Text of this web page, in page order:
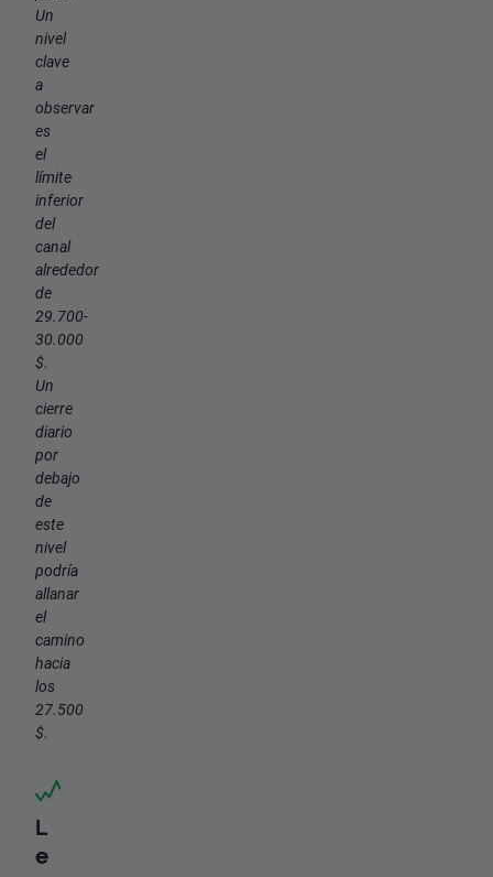
Un
nivel
clave
a
observar
es
el
límite
inferior
del
canal
alrededor
de
29.700-
30.000
$.
Un
cierre
diario
por
debajo
de
este
nivel
podría
allanar
el
camino
hacia
los
27.500
$.
L
e